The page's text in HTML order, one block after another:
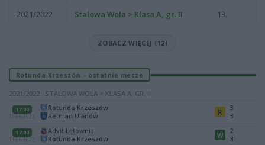
2021/2022
Stalowa Wola > Klasa A, gr. II 13.
ZOBACZ WIĘCEJ (12)
Rotunda Krzeszów - ostatnie mecze
2021/2022 · STALOWA WOLA > KLASA A, GR. II
17:00
19.06.2022
Rotunda Krzeszów
Retman Ulanów
R
3
3
17:00
11.06.2022
Advit Łętownia
Rotunda Krzeszów
W
2
3